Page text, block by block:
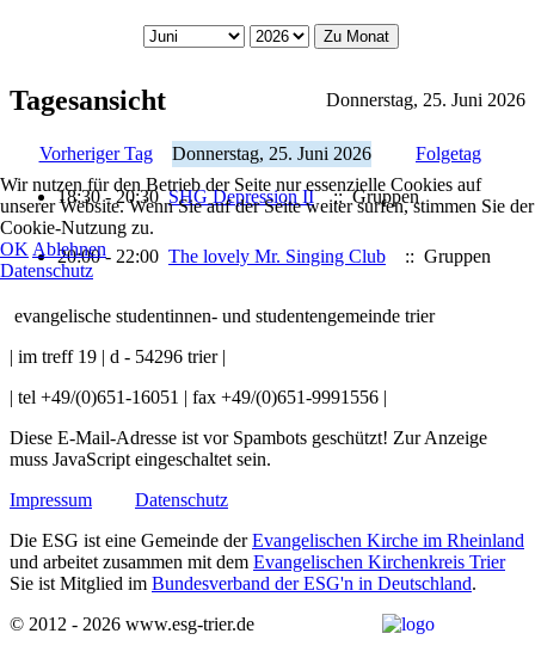
Zu Monat
Tagesansicht Donnerstag, 25. Juni 2026
Vorheriger Tag Donnerstag, 25. Juni 2026 Folgetag
18:30 - 20:30SHG Depression II :: Gruppen
20:00 - 22:00 The lovely Mr. Singing Club :: Gruppen
evangelische studentinnen- und studentengemeinde trier
| im treff 19 | d - 54296 trier |
| tel +49/(0)651-16051 | fax +49/(0)651-9991556 |
Diese E-Mail-Adresse ist vor Spambots geschützt! Zur Anzeige
muss JavaScript eingeschaltet sein.
Impressum
Datenschutz
Die ESG ist eine Gemeinde derEvangelischen Kirche im Rheinland
und arbeitet zusammen mit dem Evangelischen Kirchenkreis Trier
Sie ist Mitglied im Bundesverband der ESG'n in Deutschland.
© 2012 - 2026 www.esg-trier.de
Wir nutzen für den Betrieb der Seite nur essenzielle Cookies auf
unserer Website. Wenn Sie auf der Seite weiter surfen, stimmen Sie der
Cookie-Nutzung zu.
OK Ablehnen
Datenschutz